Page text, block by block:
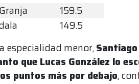
159.5
149.5
especialidad menor,
que Lucas González lo
puntos más por debajo,